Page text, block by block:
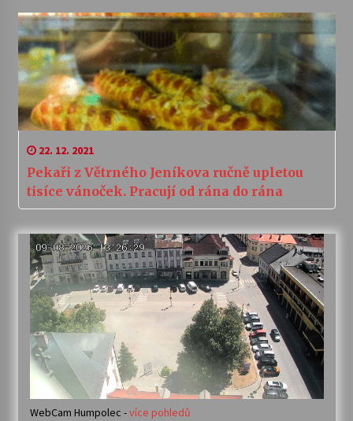
22. 12. 2021
Pekaři z Větrného Jeníkova ručně upletou
tisíce vánoček. Pracují od rána do rána
WebCam Humpolec -více pohledů